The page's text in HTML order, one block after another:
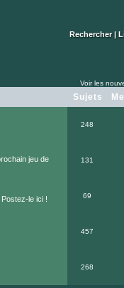
Rechercher|
Voir les
Sujets
248
jeu de
131
le ici !
69
457
268